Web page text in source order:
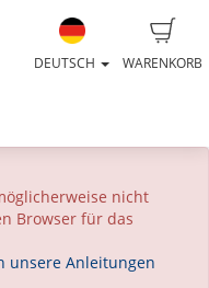
WARENKORB
DEUTSCH
nicht
Browser für das
unsere Anleitungen